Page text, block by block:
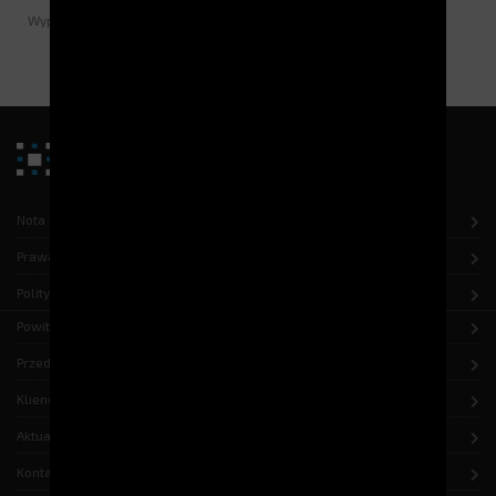
Wypowiedź Kierownika magazynu linii 14 RATP GRAND PARIS 1.
Nota prawna
Prawa autorskie
Polityka ochrony danych
Powitanie
Przedsiębiorstwo
Klienci
Aktualności
Kontakt